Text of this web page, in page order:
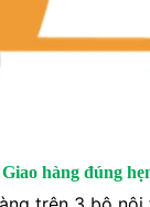
Giao hàng đúng